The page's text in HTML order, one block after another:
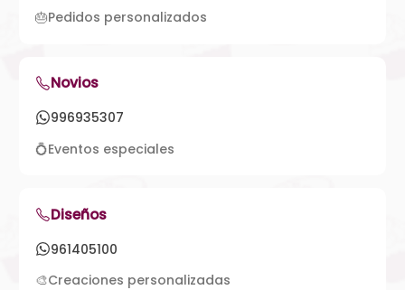
🎂Pedidos personalizados
Novios
996935307
💍Eventos especiales
Diseños
961405100
🎨Creaciones personalizadas